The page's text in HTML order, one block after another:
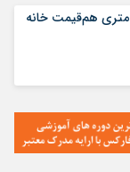
هزینه بازسازی یک آشپزخانه ۶ متری هم‌قیمت خانه